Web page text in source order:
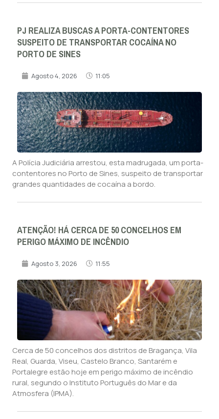
PJ REALIZA BUSCAS A PORTA-CONTENTORES
SUSPEITO DE TRANSPORTAR COCAÍNA NO
PORTO DE SINES
Agosto 4, 2026 11:05
A Polícia Judiciária arrestou, esta madrugada, um porta-
contentores no Porto de Sines, suspeito de transportar
grandes quantidades de cocaína a bordo.
ATENÇÃO! HÁ CERCA DE 50 CONCELHOS EM
PERIGO MÁXIMO DE INCÊNDIO
Agosto 3, 2026 11:55
Cerca de 50 concelhos dos distritos de Bragança, Vila
Real, Guarda, Viseu, Castelo Branco, Santarém e
Portalegre estão hoje em perigo máximo de incêndio
rural, segundo o Instituto Português do Mar e da
Atmosfera (IPMA).